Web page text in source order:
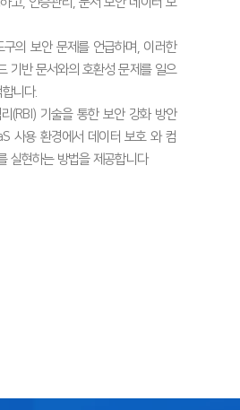
의 보안 문제를 언급하며, 이러한
기반 문서와의 호환성 문제를 일으
니다.
(RBI) 기술을 통한 보안 강화 방안
사용 환경에서 데이터 보호 와 컴
실현하는 방법을 제공합니다